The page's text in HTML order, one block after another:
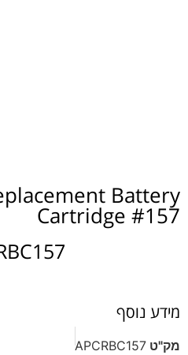
Battery
Cartridge #157
מידע נוסף
מק"ט APCRBC157